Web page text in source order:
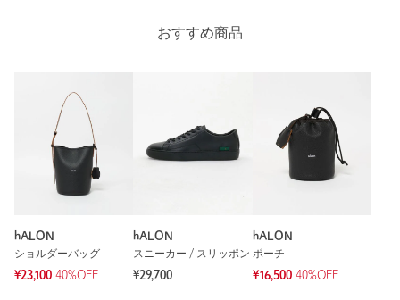
投稿日： 2026年7月26日
夏らしいバッグで気に入りました。小物関係も内ポケット1つ
と付属のポーチ2つで問題無しです。
一見透けっぽいですが、実際には中の物もあまり目立ちませ
斜めがけもあって雨の日も電車でも便利です！
男性
身長：176cm
参考になった
おすすめ商品
hALON
ショルダーバッグ
¥23,100 40%OFF
hALON
スニーカー / スリッポン
¥29,700
hALON
ポーチ
¥16,500 40%OFF